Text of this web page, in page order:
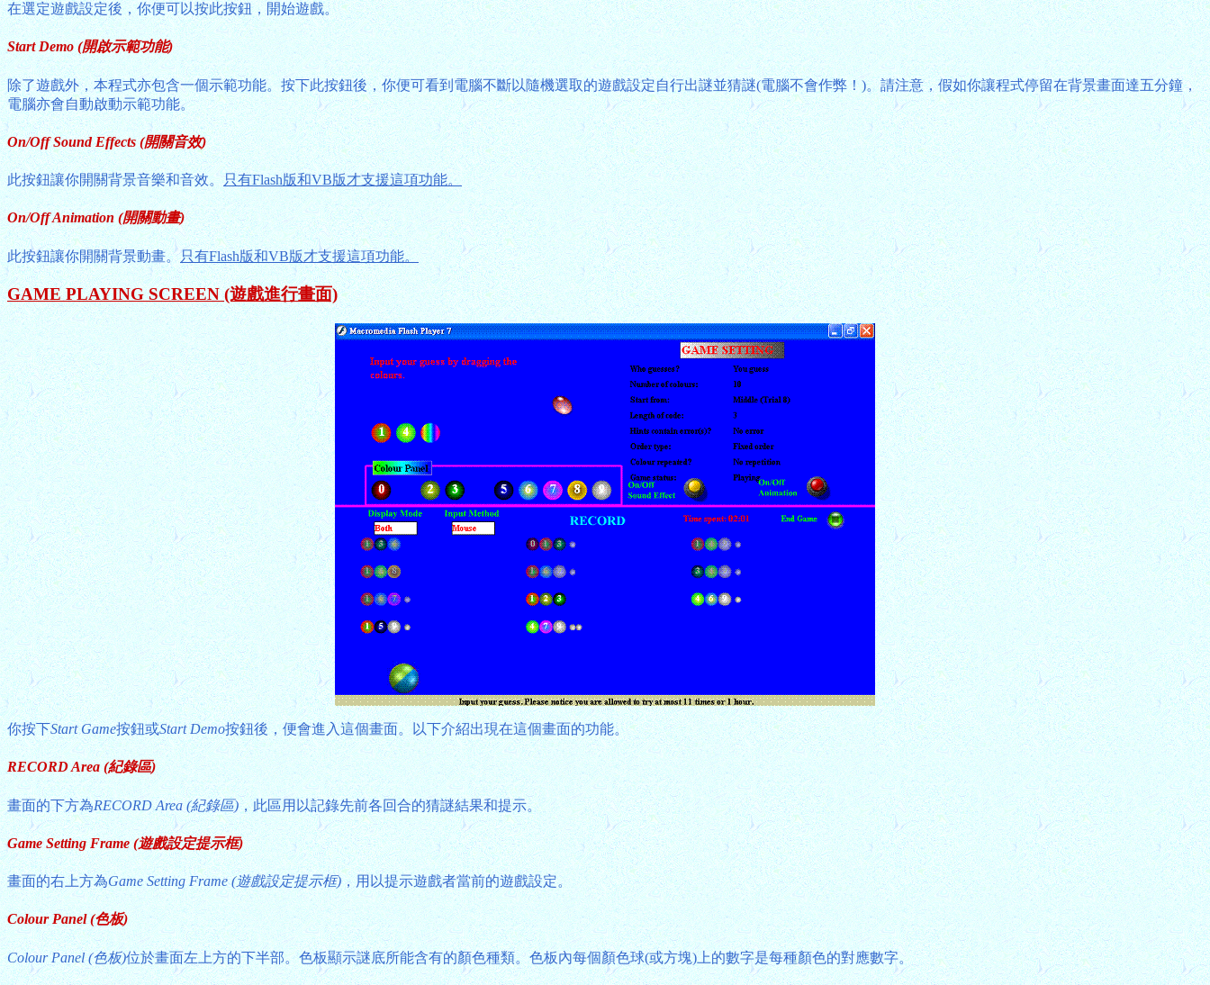
在選定遊戲設定後，你便可以按此按鈕，開始遊戲。
Start Demo (開啟示範功能)
除了遊戲外，本程式亦包含一個示範功能。按下此按鈕後，你便可看到電腦不斷以隨機選取的遊戲設定自行出謎並猜謎(電腦不會作弊！)。請注意，假如你讓程式停留在背景畫面達五分鐘，
電腦亦會自動啟動示範功能。
On/Off Sound Effects (開關音效)
此按鈕讓你開關背景音樂和音效。只有Flash版和VB版才支援這項功能。
On/Off Animation (開關動畫)
此按鈕讓你開關背景動畫。只有Flash版和VB版才支援這項功能。
GAME PLAYING SCREEN (遊戲進行畫面)
你按下Start Game按鈕或Start Demo按鈕後，便會進入這個畫面。以下介紹出現在這個畫面的功能。
RECORD Area (紀錄區)
畫面的下方為RECORD Area (紀錄區)，此區用以記錄先前各回合的猜謎結果和提示。
Game Setting Frame (遊戲設定提示框)
畫面的右上方為Game Setting Frame (遊戲設定提示框)，用以提示遊戲者當前的遊戲設定。
Colour Panel (色板)
Colour Panel (色板)位於畫面左上方的下半部。色板顯示謎底所能含有的顏色種類。色板內每個顏色球(或方塊)上的數字是每種顏色的對應數字。